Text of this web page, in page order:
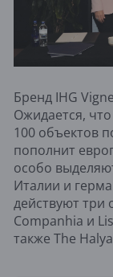
Бренд IHG
Ожидается, что
100 объектов
пополнит
особо
Италии и
действуют три
Companhia и
также The